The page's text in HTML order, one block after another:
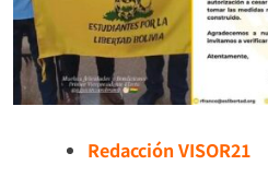
Redacción VISOR21